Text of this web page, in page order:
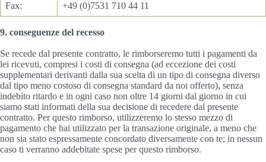
Fax: +49 (0)7531 710 44 11
9. conseguenze del recesso
Se recede dal presente contratto, le rimborseremo tutti i pagamenti da
lei ricevuti, compresi i costi di consegna (ad eccezione dei costi
supplementari derivanti dalla sua scelta di un tipo di consegna diverso
dal tipo meno costoso di consegna standard da noi offerto), senza
indebito ritardo e in ogni caso non oltre 14 giorni dal giorno in cui
siamo stati informati della sua decisione di recedere dal presente
contratto. Per questo rimborso, utilizzeremo lo stesso mezzo di
pagamento che hai utilizzato per la transazione originale, a meno che
non sia stato espressamente concordato diversamente con te; in nessun
caso ti verranno addebitate spese per questo rimborso.